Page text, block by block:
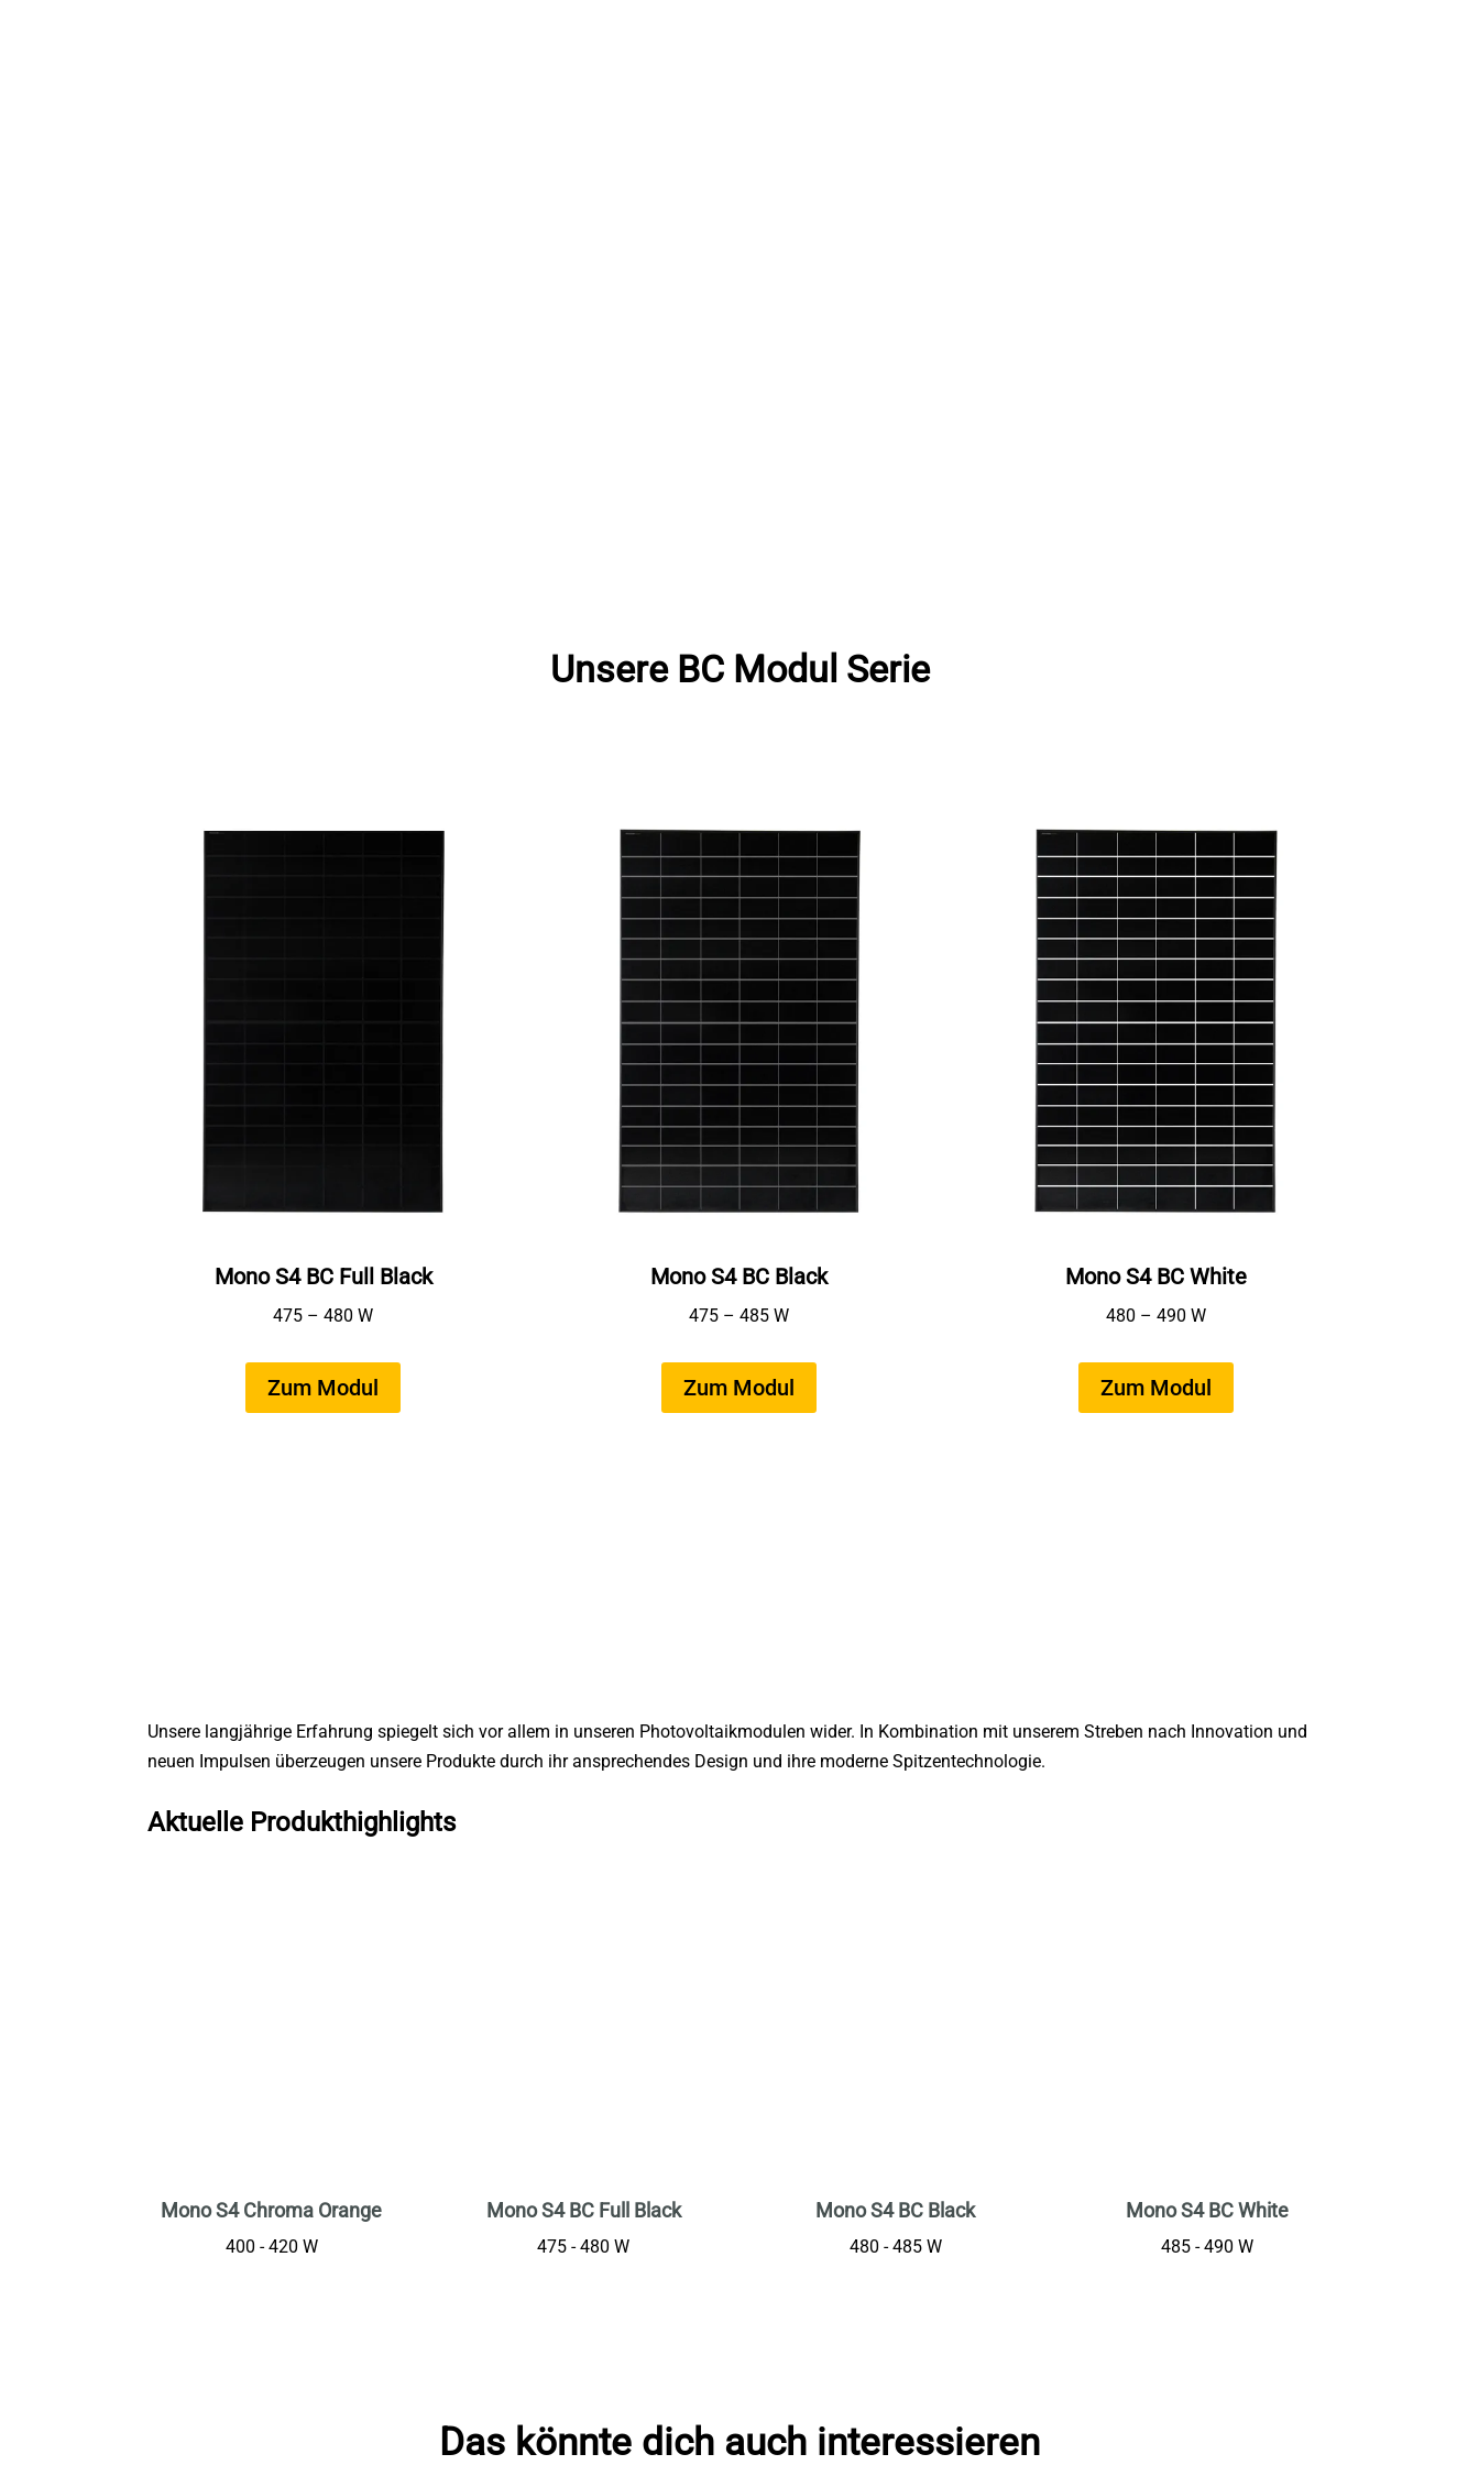
Unsere BC Modul Serie
Mono S4 BC Full Black
475 – 480 W
Zum Modul
Mono S4 BC Black
475 – 485 W
Zum Modul
Mono S4 BC White
480 – 490 W
Zum Modul
Unsere langjährige Erfahrung spiegelt sich vor allem in unseren Photovoltaikmodulen wider. In Kombination mit unserem Streben nach Innovation und
neuen Impulsen überzeugen unsere Produkte durch ihr ansprechendes Design und ihre moderne Spitzentechnologie.
Aktuelle Produkthighlights
Mono S4 Chroma Orange
400 - 420 W
Mono S4 BC Full Black
475 - 480 W
Mono S4 BC Black
480 - 485 W
Mono S4 BC White
485 - 490 W
Das könnte dich auch interessieren